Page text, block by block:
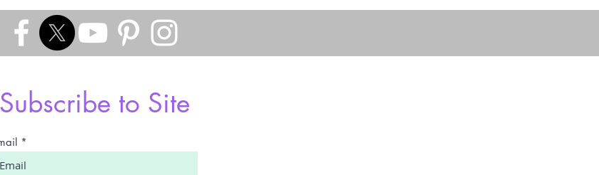
Subscribe to Site